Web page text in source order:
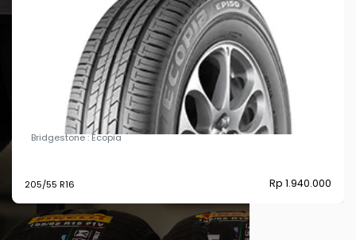
Bridgestone Ecopia EP-150WZT - 205/55 R16
Bridgestone : Ecopia
205/55 R16 Rp 1.940.000